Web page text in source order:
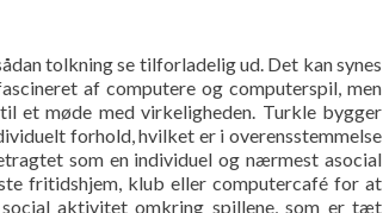
tolkning se tilforladelig ud. Det kan synes
af computere og computerspil, men
et møde med virkeligheden. Turkle bygger
forhold, hvilket er i overensstemmelse
som en individuel og nærmest asocial
fritidshjem, klub eller computercafé for at
aktivitet omkring spillene, som er tæt